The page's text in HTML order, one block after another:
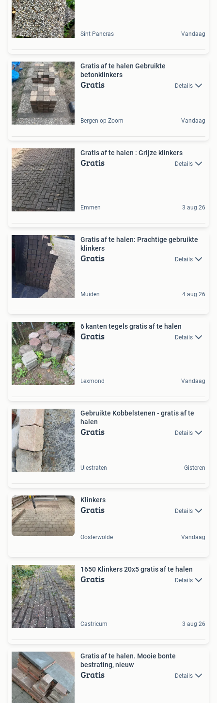
Sint Pancras Vandaag
Gratis af te halen Gebruikte
betonklinkers
Gratis Details
Bergen op Zoom Vandaag
Gratis af te halen : Grijze klinkers
Gratis Details
Emmen 3 aug 26
Gratis af te halen: Prachtige gebruikte
klinkers
Gratis Details
Muiden 4 aug 26
6 kanten tegels gratis af te halen
Gratis Details
Lexmond Vandaag
Gebruikte Kobbelstenen - gratis af te
halen
Gratis Details
Ulestraten Gisteren
Klinkers
Gratis Details
Oosterwolde Vandaag
1650 Klinkers 20x5 gratis af te halen
Gratis Details
Castricum 3 aug 26
Gratis af te halen. Mooie bonte
bestrating, nieuw
Gratis Details